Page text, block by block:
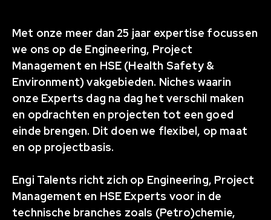
Met onze meer dan 25 jaar expertise focussen
we ons op de Engineering, Project
Management en HSE (Health Safety &
Environment) vakgebieden. Niches waarin
onze Experts dag na dag het verschil maken
en opdrachten en projecten tot een goed
einde brengen. Dit doen we flexibel, op maat
en op projectbasis.
Engi Talents richt zich op Engineering, Project
Management en HSE Experts voor in de
technische branches zoals (Petro)chemie,